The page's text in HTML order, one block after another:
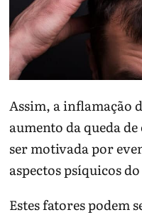
Assim, a inflamação
aumento da queda
ser motivada por
aspectos psíquicos
Estes fatores podem